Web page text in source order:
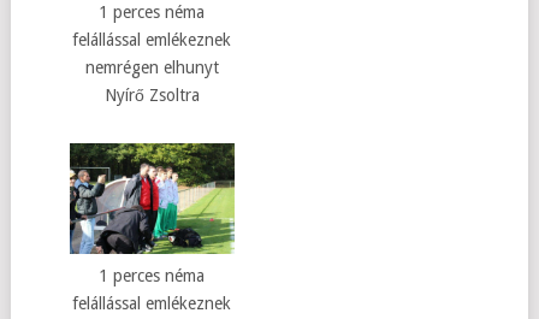
1 perces néma
felállással emlékeznek
nemrégen elhunyt
Nyírő Zsoltra
1 perces néma
felállással emlékeznek